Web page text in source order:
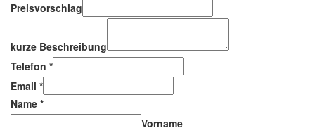
Preisvorschlag
kurze Beschreibung
Telefon *
Email *
Name *
Vorname